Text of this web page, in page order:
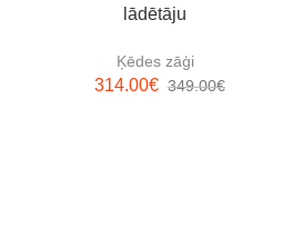
lādētāju
Ķēdes zāģi
349.00€
314.00€